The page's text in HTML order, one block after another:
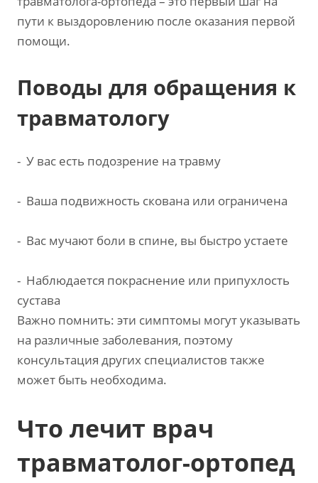
пути к выздоровлению после оказания первой
помощи.
Поводы для обращения к
травматологу
- У вас есть подозрение на травму
- Ваша подвижность скована или ограничена
- Вас мучают боли в спине, вы быстро устаете
- Наблюдается покраснение или припухлость
сустава
Важно помнить: эти симптомы могут указывать
на различные заболевания, поэтому
консультация других специалистов также
может быть необходима.
Что лечит врач
травматолог-ортопед